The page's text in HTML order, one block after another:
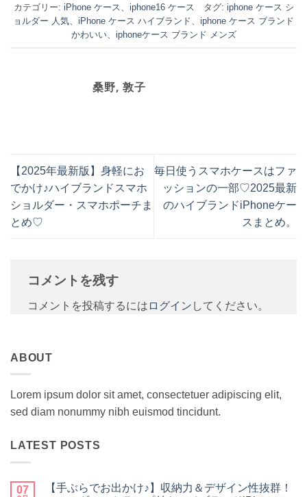
カテゴリー: iPhone ケース、 iphone16 ケース タグ: iphone ケース シ
ョルダー 人気、 iPhone ケース ハイブランド、 iphone ケース ブランド
かわいい、 iphoneケース ブランド メンズ
桑野, 敦子
【2025年最新版】身軽にお
でかけ♪ハイブランドスマホ
ショルダー・スマホポーチま
とめ♡
毎日使うスマホケースはファ
ッションの一部♡2025最新
のハイブランドiPhoneケー
スまとめ。
コメントを残す
コメントを投稿するには ログイン してください。
ABOUT
Lorem ipsum dolor sit amet, consectetuer adipiscing elit,
sed diam nonummy nibh euismod tincidunt.
LATEST POSTS
07
【手ぶらでお出かけ♪】収納力＆デザイン性抜群！